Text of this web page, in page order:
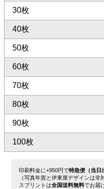
30枚
40枚
50枚
60枚
70枚
80枚
90枚
100枚
印刷料金に+950円で特急便（当日
（写真年賀と伊東屋デザインは非
スプリントは全国送料無料でお届